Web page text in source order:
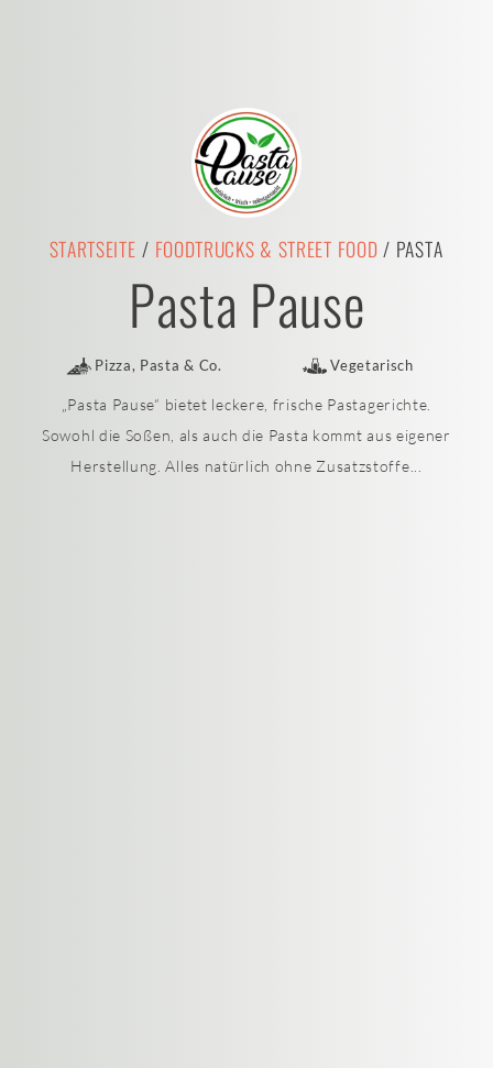
STARTSEITE / FOODTRUCKS & STREET FOOD/ PASTA
Pasta Pause
Pizza, Pasta & Co. Vegetarisch
„Pasta Pause“ bietet leckere, frische Pastagerichte.
Sowohl die Soßen, als auch die Pasta kommt aus eigener
Herstellung. Alles natürlich ohne Zusatzstoffe...